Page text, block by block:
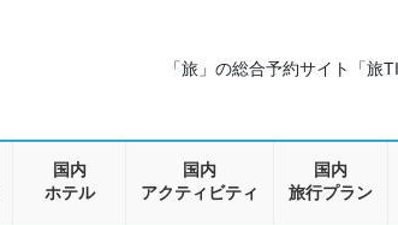
「旅」の総合予約サイト「旅
国内
ホテル
国内
アクティビティ
国内
旅行プラン